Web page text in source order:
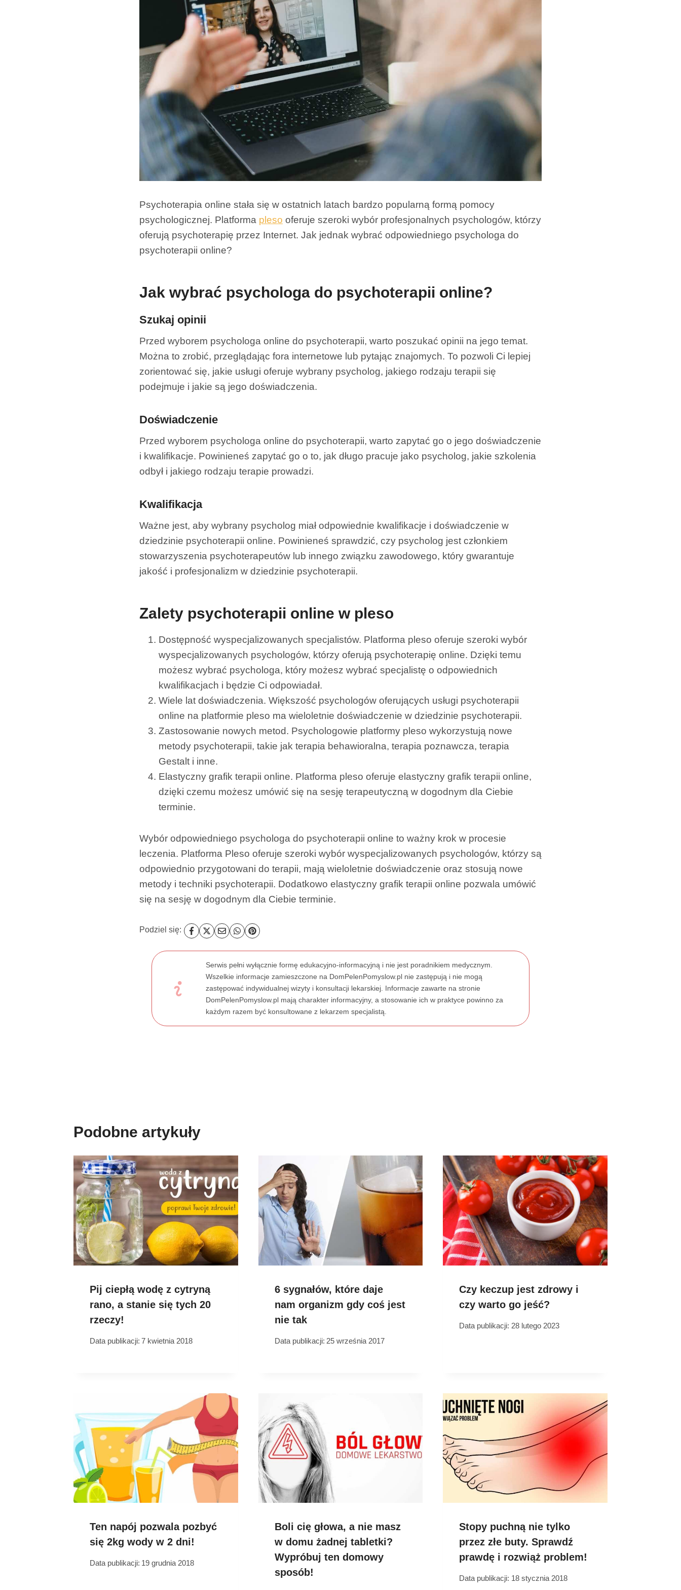
Psychoterapia online stała się w ostatnich latach bardzo popularną formą pomocy
psychologicznej. Platforma pleso oferuje szeroki wybór profesjonalnych psychologów, którzy
oferują psychoterapię przez Internet. Jak jednak wybrać odpowiedniego psychologa do
psychoterapii online?
Jak wybrać psychologa do psychoterapii online?
Szukaj opinii
Przed wyborem psychologa online do psychoterapii, warto poszukać opinii na jego temat.
Można to zrobić, przeglądając fora internetowe lub pytając znajomych. To pozwoli Ci lepiej
zorientować się, jakie usługi oferuje wybrany psycholog, jakiego rodzaju terapii się
podejmuje i jakie są jego doświadczenia.
Doświadczenie
Przed wyborem psychologa online do psychoterapii, warto zapytać go o jego doświadczenie
i kwalifikacje. Powinieneś zapytać go o to, jak długo pracuje jako psycholog, jakie szkolenia
odbył i jakiego rodzaju terapie prowadzi.
Kwalifikacja
Ważne jest, aby wybrany psycholog miał odpowiednie kwalifikacje i doświadczenie w
dziedzinie psychoterapii online. Powinieneś sprawdzić, czy psycholog jest członkiem
stowarzyszenia psychoterapeutów lub innego związku zawodowego, który gwarantuje
jakość i profesjonalizm w dziedzinie psychoterapii.
Zalety psychoterapii online w pleso
Dostępność wyspecjalizowanych specjalistów. Platforma pleso oferuje szeroki wybór
wyspecjalizowanych psychologów, którzy oferują psychoterapię online. Dzięki temu
możesz wybrać psychologa, który możesz wybrać specjalistę o odpowiednich
kwalifikacjach i będzie Ci odpowiadał.
Wiele lat doświadczenia. Większość psychologów oferujących usługi psychoterapii
online na platformie pleso ma wieloletnie doświadczenie w dziedzinie psychoterapii.
Zastosowanie nowych metod. Psychologowie platformy pleso wykorzystują nowe
metody psychoterapii, takie jak terapia behawioralna, terapia poznawcza, terapia
Gestalt i inne.
Elastyczny grafik terapii online. Platforma pleso oferuje elastyczny grafik terapii online,
dzięki czemu możesz umówić się na sesję terapeutyczną w dogodnym dla Ciebie
terminie.
Wybór odpowiedniego psychologa do psychoterapii online to ważny krok w procesie
leczenia. Platforma Pleso oferuje szeroki wybór wyspecjalizowanych psychologów, którzy są
odpowiednio przygotowani do terapii, mają wieloletnie doświadczenie oraz stosują nowe
metody i techniki psychoterapii. Dodatkowo elastyczny grafik terapii online pozwala umówić
się na sesję w dogodnym dla Ciebie terminie.
Podziel się:
Serwis pełni wyłącznie formę edukacyjno-informacyjną i nie jest poradnikiem medycznym.
Wszelkie informacje zamieszczone na DomPelenPomyslow.pl nie zastępują i nie mogą
zastępować indywidualnej wizyty i konsultacji lekarskiej. Informacje zawarte na stronie
DomPelenPomyslow.pl mają charakter informacyjny, a stosowanie ich w praktyce powinno za
każdym razem być konsultowane z lekarzem specjalistą.
Podobne artykuły
Pij ciepłą wodę z cytryną
rano, a stanie się tych 20
rzeczy!
Data publikacji: 7 kwietnia 2018
6 sygnałów, które daje
nam organizm gdy coś jest
nie tak
Data publikacji: 25 września 2017
Czy keczup jest zdrowy i
czy warto go jeść?
Data publikacji: 28 lutego 2023
Ten napój pozwala pozbyć
się 2kg wody w 2 dni!
Data publikacji: 19 grudnia 2018
Boli cię głowa, a nie masz
w domu żadnej tabletki?
Wypróbuj ten domowy
sposób!
Stopy puchną nie tylko
przez złe buty. Sprawdź
prawdę i rozwiąż problem!
Data publikacji: 18 stycznia 2018